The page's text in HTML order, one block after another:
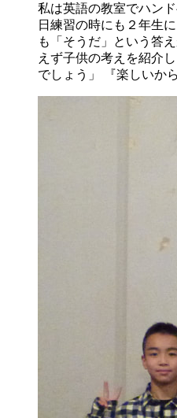
私は英語の教室でハン
日練習の時にも２年生
も「そうだ」という答
えず子供の考えを紹介
でしょう」 『楽しいか